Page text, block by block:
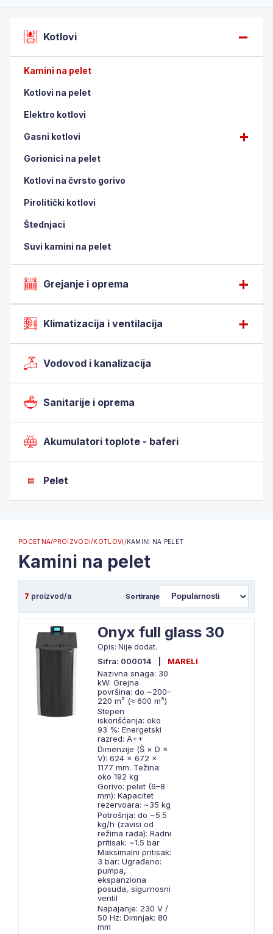
Kotlovi
Kamini na pelet
Kotlovi na pelet
Elektro kotlovi
Gasni kotlovi
Gorionici na pelet
Kotlovi na čvrsto gorivo
Pirolitički kotlovi
Štednjaci
Suvi kamini na pelet
Grejanje i oprema
Klimatizacija i ventilacija
Vodovod i kanalizacija
Sanitarije i oprema
Akumulatori toplote - baferi
▤ Pelet
POCETNA/PROIZVODI/KOTLOVI/KAMINI NA PELET
Kamini na pelet
7 proizvod/a Sortiranje
Onyx full glass 30
Opis: Nije dodat.
Sifra: 000014
MARELI
Nazivna snaga: 30
kW: Grejna
površina: do ~200–
220 m² (≈ 600 m³)
Stepen
iskorišćenja: oko
93 %: Energetski
razred: A++
Dimenzije (Š × D ×
V): 624 × 672 ×
1177 mm: Težina:
oko 192 kg
Gorivo: pelet (6–8
mm): Kapacitet
rezervoara: ~35 kg
Potrošnja: do ~5.5
kg/h (zavisi od
režima rada): Radni
pritisak: ~1.5 bar
Maksimalni pritisak:
3 bar: Ugrađeno:
pumpa,
ekspanziona
posuda, sigurnosni
ventil
Napajanje: 230 V /
50 Hz: Dimnjak: 80
mm